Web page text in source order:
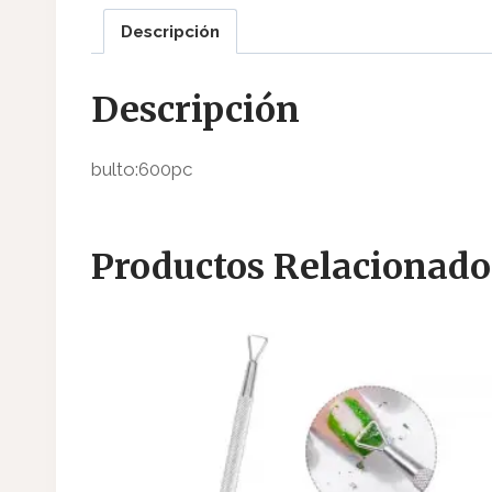
Descripción
Descripción
bulto:600pc
Productos